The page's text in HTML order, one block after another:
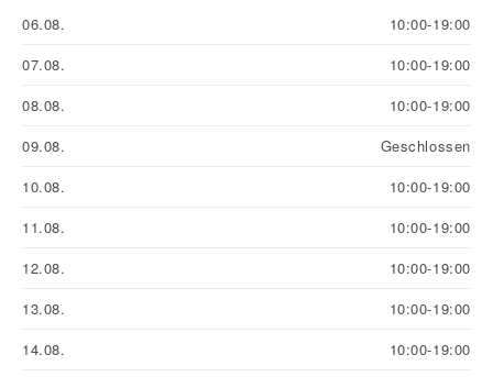
06.08.
10:00-19:00
07.08.
10:00-19:00
08.08.
10:00-19:00
09.08.
Geschlossen
10.08.
10:00-19:00
11.08.
10:00-19:00
12.08.
10:00-19:00
13.08.
10:00-19:00
14.08.
10:00-19:00